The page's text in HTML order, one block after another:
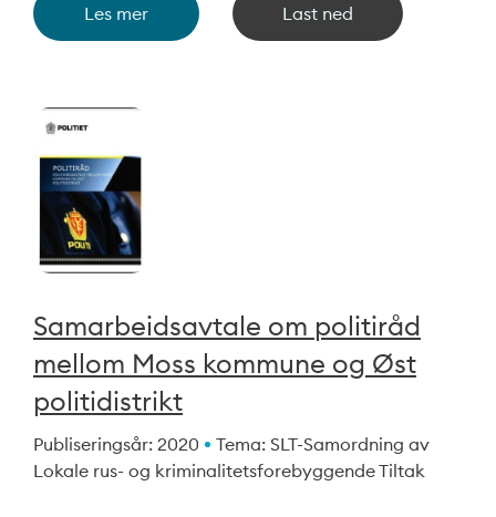
Les mer Last ned
Samarbeidsavtale om politiråd
mellom Moss kommune og Øst
politidistrikt
Publiseringsår: 2020
Tema: SLT-Samordning av
Lokale rus- og kriminalitetsforebyggende Tiltak